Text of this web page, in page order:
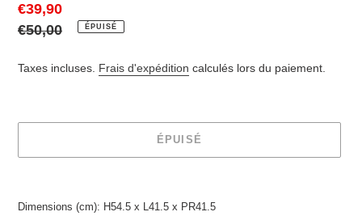
Prix
réduit
€39,90
Prix
€50,00 ÉPUISÉ
Taxes incluses. Frais d'expédition calculés lors du paiement.
ÉPUISÉ
Dimensions (cm): H54.5 x L41.5 x PR41.5